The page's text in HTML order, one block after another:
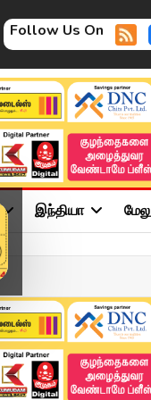
Follow Us On
இந்தியா